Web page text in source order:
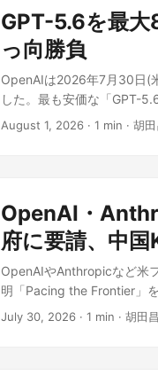
の一覧管理、新規キャンペ
る。 日本の出張者・エン
本的に信頼できないものと
な接続手段を優先するよ
示される「アップデート
指示に安易に従わないこと
求める画面は、ClickFix型
だろう。 出典: この記事は
をもとに、筆者の見解を加
る。PC Watchの記事も、
摘している。 一方で気にな
か数値目標は示されていな
ティブなフィードバックが
環境での最適化が期待どお
目点 日本国内で販売されて
既存ライセンスに対するア
る点も大きい。今後の
になるかを引き続き確認し
上記はAmazon.co.jpへの
す。 出典: この記事は
解を加えて独自に執筆した
す中、Alibabaは2.4兆パラ
示した。これが実現すれ
肢が増えることになる。
ジェント用途での「使い倒
道ポイント PC Watchが報
とされる。 自律型コーディ
クをクローズドループで
やPDFを解析し、ページを
ずれもAlibaba自身が示し
検証できるようになる。小
トで来週リリースする旨に
の注目点 QwenCloud API
GPT-5.6を最
っ向勝負
OpenAIは2026年7月30日(
した。最も安価な「GPT-
国製AIモデルへの対抗姿勢
いる。 モデル 入力(100万
$1.20 80%値下げ GPT-5.6
ド」追加(価格2倍で最大2.5
APIに新たに「Fastモード
倍の速度で応答できるとい
調 Altman氏は投稿の中で
August 1, 2026 · 1 min · 胡
OpenAI・
府に要請、中
OpenAIやAnthropicなど米
明「Pacing the Frontier」
手段を国際協調で整備する
July 30, 2026 · 1 min · 胡田